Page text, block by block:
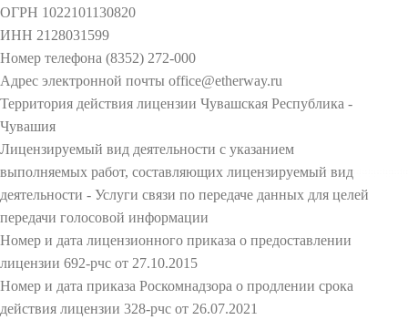
ОГРН 1022101130820
ИНН 2128031599
Номер телефона (8352) 272-000
Адрес электронной почты office@etherway.ru
Территория действия лицензии Чувашская Республика -
Чувашия
Лицензируемый вид деятельности с указанием
выполняемых работ, составляющих лицензируемый вид
деятельности - Услуги связи по передаче данных для целей
передачи голосовой информации
Номер и дата лицензионного приказа о предоставлении
лицензии 692-рчс от 27.10.2015
Номер и дата приказа Роскомнадзора о продлении срока
действия лицензии 328-рчс от 26.07.2021